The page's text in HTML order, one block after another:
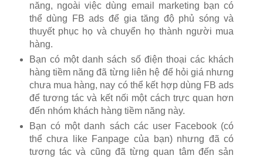
năng, ngoài việc dùng email marketing bạn có
thể dùng FB ads để gia tăng độ phủ sóng và
thuyết phục họ và chuyển họ thành người mua
hàng.
Bạn có một danh sách số điện thoại các khách
hàng tiềm năng đã từng liên hệ để hỏi giá nhưng
chưa mua hàng, nay có thể kết hợp dùng FB ads
để tương tác và kết nối một cách trực quan hơn
đến nhóm khách hàng tiềm năng này.
Bạn có một danh sách các user Facebook (có
thể chưa like Fanpage của bạn) nhưng đã có
tương tác và cũng đã từng quan tâm đến sản